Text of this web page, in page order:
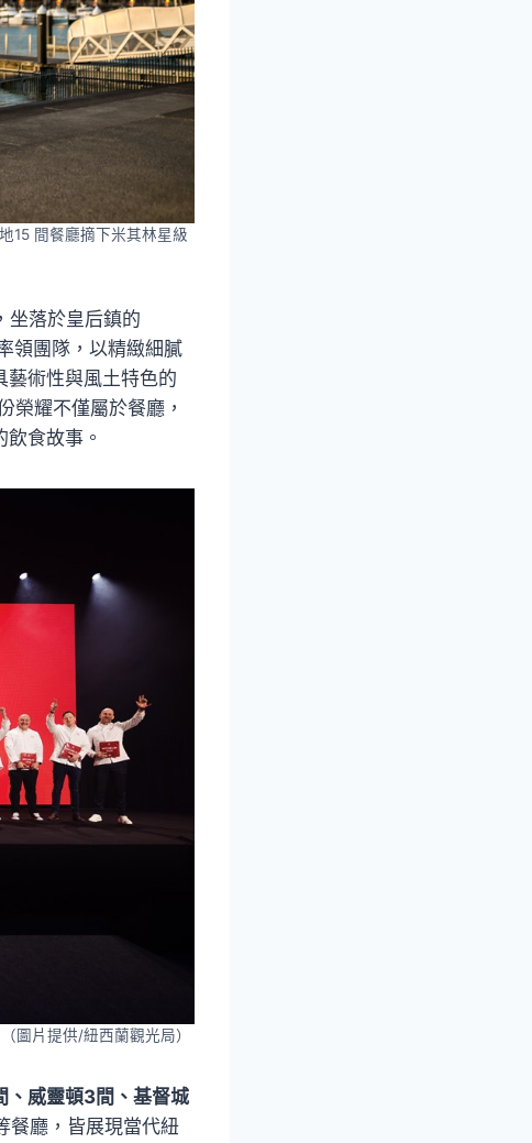
15 間餐廳摘下米其林星級
坐落於皇后鎮的
領團隊，以精緻細膩
藝術性與風土特色的
榮耀不僅屬於餐廳，
食故事。
圖片提供/紐西蘭觀光局）
、威靈頓3間、基督城
廳，皆展現當代紐